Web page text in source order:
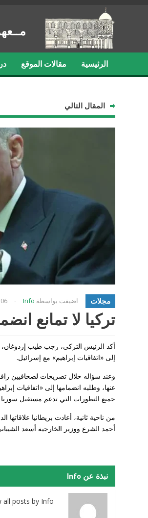
الرئيسية مقالات الموقع
المقال التالي
مجلات اضيفت بواسطة Info
-
تركيا لا تمانع
أكد الرئيس التركي، رجب طيب
إلى «اتفاقيات إبراهيم» مع إسرائيل.
وعند سؤاله خلال تصريحات لصحافيين
عنها، وطلبه انضمامها إلى «اتفاقيات
جميع التطورات التي تدعم مستقبل سوريا
من ناحية ثانية، أعادت بريطانيا
أحمد الشرع ووزير الخارجية أسعد
نبذة عن Info
all posts by Info